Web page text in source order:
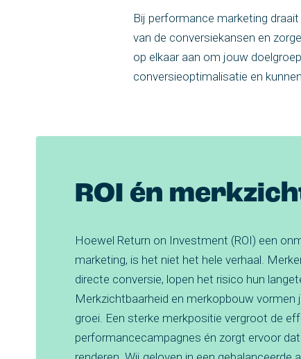
Bij performance marketing
van de conversiekansen en
op elkaar aan om jouw
conversieoptimalisatie en
ROI én
Hoewel Return on Investment (ROI) een
marketing, is het niet het hele verhaal.
directe conversie, lopen het risico hun
Merkzichtbaarheid en merkopbouw vormen
groei. Een sterke merkpositie vergroot de
performancecampagnes én zorgt ervoor